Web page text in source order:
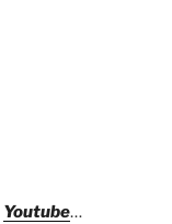
Youtube…